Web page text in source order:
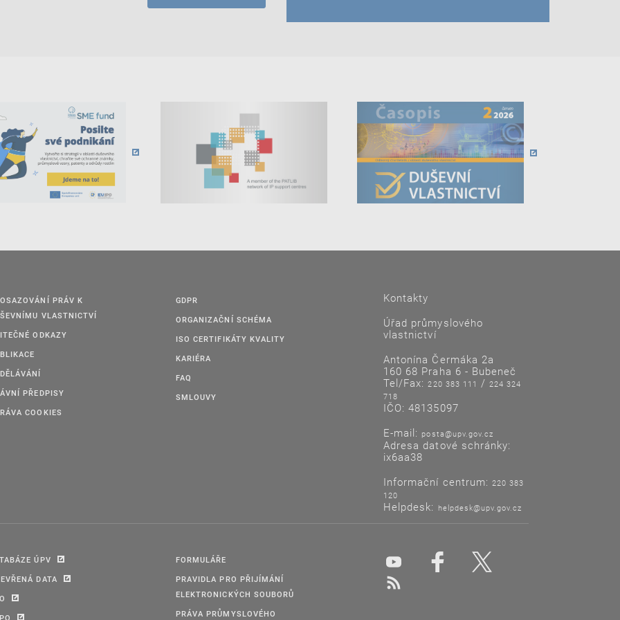
PRÁV K
VLASTNICTVÍ
ODKAZY
PŘEDPISY
COOKIES
GDPR
ORGANIZAČNÍ SCHÉMA
ISO CERTIFIKÁTY KVALITY
KARIÉRA
FAQ
SMLOUVY
Kontakty
Úřad průmyslového
vlastnictví
Antonína Čermáka 2a
160 68 Praha 6 - Bubeneč
Tel/Fax:220 383 111 /224 324
718
IČO: 48135097
E-mail: posta@upv.gov.cz
Adresa datové schránky:
ix6aa38
Informační centrum: 220 383
120
Helpdesk: helpdesk@upv.gov.cz
ÚPV
DATA
FORMULÁŘE
PRAVIDLA PRO PŘIJÍMÁNÍ
ELEKTRONICKÝCH SOUBORŮ
PRÁVA PRŮMYSLOVÉHO